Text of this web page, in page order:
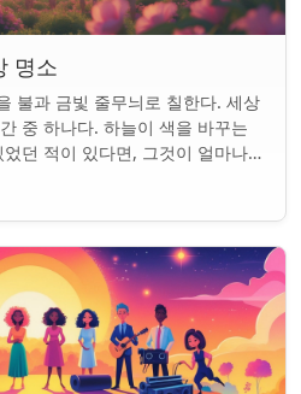
명소
불과 금빛 줄무늬로 칠한다. 세상
중 하나다. 하늘이 색을 바꾸는
던 적이 있다면, 그것이 얼마나